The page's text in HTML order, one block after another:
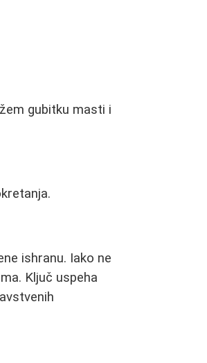
gubitku masti i
ishranu. Iako ne
Ključ uspeha